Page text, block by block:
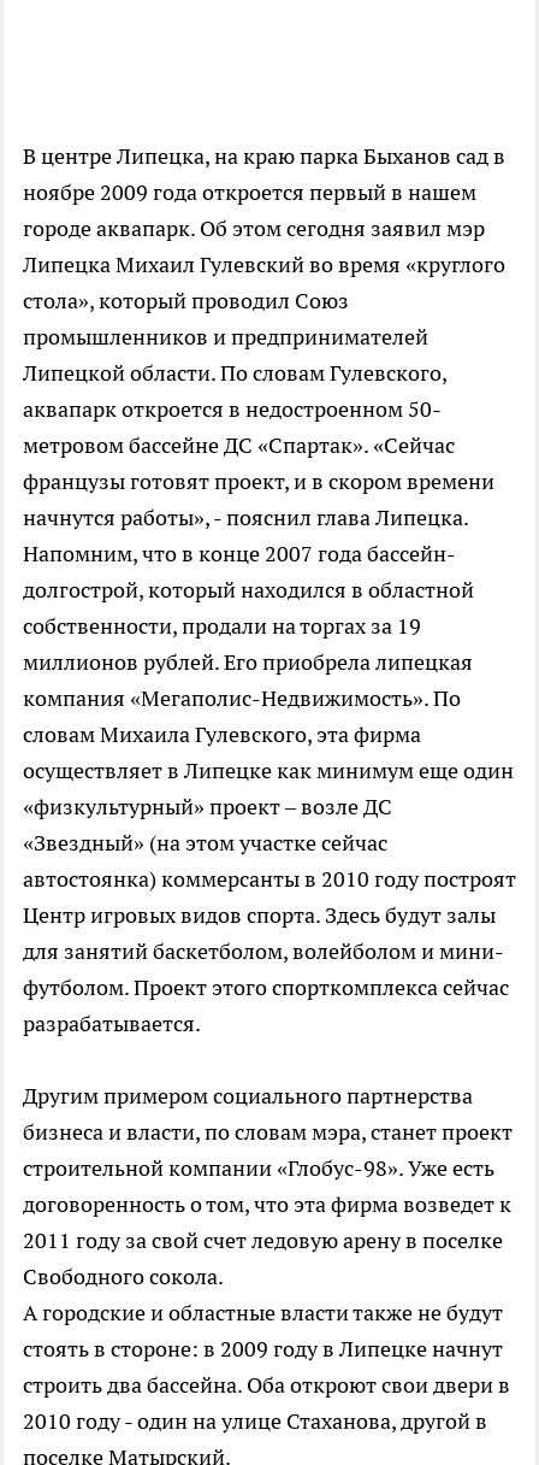
В центре Липецка, на краю парка Быханов сад в
ноябре 2009 года откроется первый в нашем
городе аквапарк. Об этом сегодня заявил мэр
Липецка Михаил Гулевский во время «круглого
стола», который проводил Союз
промышленников и предпринимателей
Липецкой области. По словам Гулевского,
аквапарк откроется в недостроенном 50-
метровом бассейне ДС «Спартак». «Сейчас
французы готовят проект, и в скором времени
начнутся работы», - пояснил глава Липецка.
Напомним, что в конце 2007 года бассейн-
долгострой, который находился в областной
собственности, продали на торгах за 19
миллионов рублей. Его приобрела липецкая
компания «Мегаполис-Недвижимость». По
словам Михаила Гулевского, эта фирма
осуществляет в Липецке как минимум еще один
«физкультурный» проект – возле ДС
«Звездный» (на этом участке сейчас
автостоянка) коммерсанты в 2010 году построят
Центр игровых видов спорта. Здесь будут залы
для занятий баскетболом, волейболом и мини-
футболом. Проект этого спорткомплекса сейчас
разрабатывается.
Другим примером социального партнерства
бизнеса и власти, по словам мэра, станет проект
строительной компании «Глобус-98». Уже есть
договоренность о том, что эта фирма возведет к
2011 году за свой счет ледовую арену в поселке
Свободного сокола.
А городские и областные власти также не будут
стоять в стороне: в 2009 году в Липецке начнут
строить два бассейна. Оба откроют свои двери в
2010 году - один на улице Стаханова, другой в
поселке Матырский.